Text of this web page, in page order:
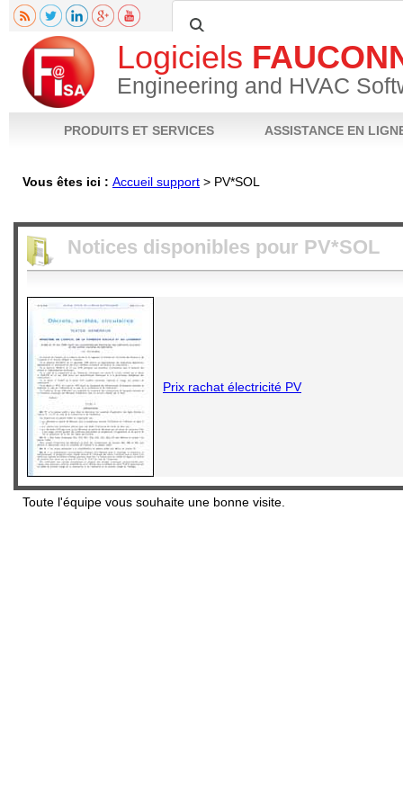
Logiciels
Engineering and HVAC
PRODUITS ET SERVICES ASSISTANCE EN
Vous êtes ici : Accueil support > PV*SOL
Notices disponibles pour PV*SOL
Prix rachat électricité PV
Toute l'équipe vous souhaite une bonne visite.